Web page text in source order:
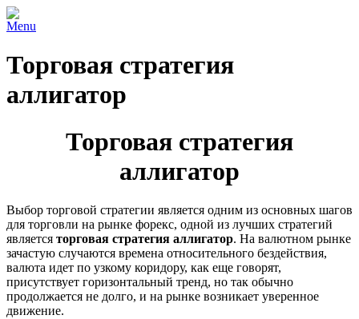
Menu
Торговая стратегия
аллигатор
Торговая стратегия
аллигатор
Выбор торговой стратегии является одним из основных шагов
для торговли на рынке форекс, одной из лучших стратегий
является торговая стратегия аллигатор. На валютном рынке
зачастую случаются времена относительного бездействия,
валюта идет по узкому коридору, как еще говорят,
присутствует горизонтальный тренд, но так обычно
продолжается не долго, и на рынке возникает уверенное
движение.